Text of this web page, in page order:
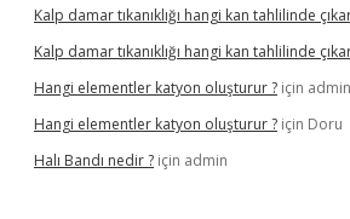
Kalp damar tıkanıklığı hangi kan tahlilinde
Kalp damar tıkanıklığı hangi kan tahlilinde
Hangi elementler katyon oluşturur ? için admin
Hangi elementler katyon oluşturur ? için Doru
Halı Bandı nedir ? için admin